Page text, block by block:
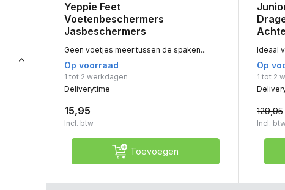
Yeppie Feet
Voetenbeschermers
Jasbeschermers
Geen voetjes meer tussen de spaken...
Op voorraad
1 tot 2 werkdagen
Deliverytime
15,95
Incl. btw
Toevoegen
Ideaal
Op
1 tot 2
129,95
Incl.